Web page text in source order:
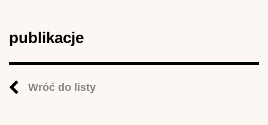
publikacje
Wróć do listy